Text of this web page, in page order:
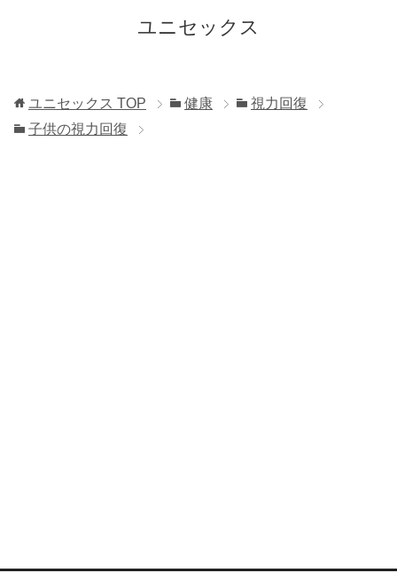
ユニセックス
ユニセックス TOP 健康
視力回復
子供の視力回復